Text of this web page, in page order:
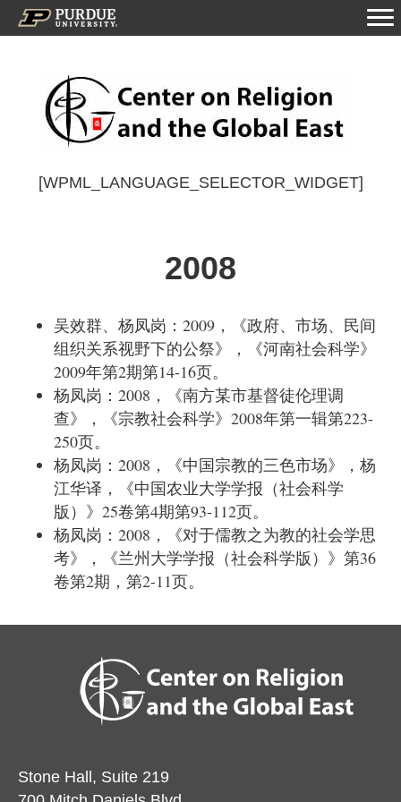
[WPML_LANGUAGE_SELECTOR_WIDGET]
2008
吴效群、杨凤岗： 2009 ，《政府、市场、民间
组织关系视野下的公祭》，《河南社会科学》
2009年第2期第14-16页。
杨凤岗： 2008 ，《南方某市基督徒伦理调
查》，《宗教社会科学》 2008年第一辑第223-
250页。
杨凤岗： 2008 ，《中国宗教的三色市场》，杨
江华译，《中国农业大学学报（社会科学
版）》 25卷第4期第93-112页。
杨凤岗： 2008 ，《对于儒教之为教的社会学思
考》，《兰州大学学报（社会科学版）》第36
卷第2期，第2-11页。
Stone Hall, Suite 219